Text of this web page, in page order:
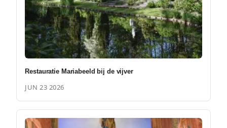
Restauratie Mariabeeld bij de vijver
JUN 23 2026